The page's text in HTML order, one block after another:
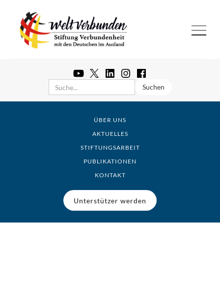
ÜBER UNS
AKTUELLES
STIFTUNGSARBEIT
PUBLIKATIONEN
KONTAKT
Unterstützer werden